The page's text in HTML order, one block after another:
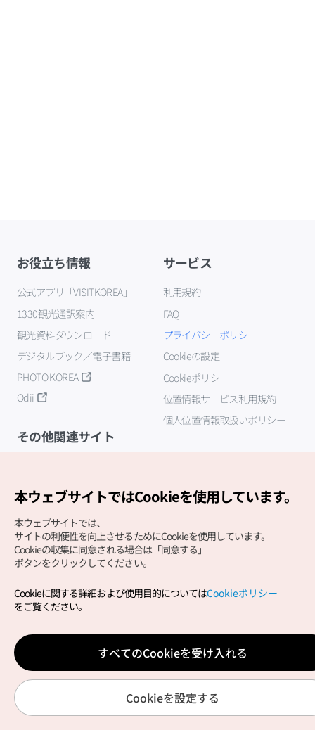
お役立ち情報
公式アプリ「VISITKOREA」
1330観光通訳案内
観光資料ダウンロード
デジタルブック／電子書籍
PHOTO KOREA
Odii
サービス
利用規約
FAQ
プライバシーポリシー
Cookieの設定
Cookieポリシー
位置情報サービス利用規約
個人位置情報取扱いポリシー
その他関連サイト
Copyright (c) Korea Tourism Organization All Rights
サイトエラー報告公式メール
japanese@knto.or.kr
本ウェブサイトではCookieを使用しています。
本ウェブサイトでは、
サイトの利便性を向上させるためにCookieを使用しています。
Cookieの収集に同意される場合は「同意する」
ボタンをクリックしてください。
Cookieに関する詳細および使用目的についてはCookieポリシー
をご覧ください。
すべてのCookieを受け入れる
Cookieを設定する